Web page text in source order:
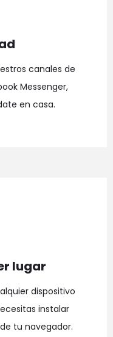
canales de
Messenger,
en casa.
lugar
dispositivo
instalar
tu navegador.​